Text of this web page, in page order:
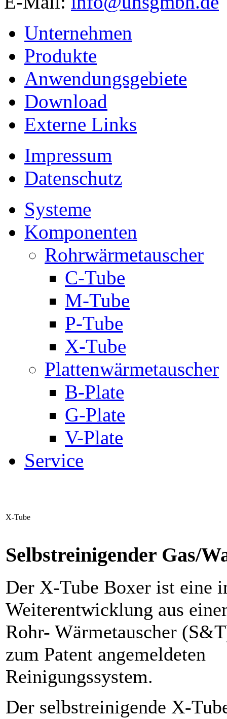
Unternehmen
Produkte
Anwendungsgebiete
Download
Externe Links
Impressum
Datenschutz
Systeme
Komponenten
Rohrwärmetauscher
C-Tube
M-Tube
P-Tube
X-Tube
Plattenwärmetauscher
B-Plate
G-Plate
V-Plate
Service
X-Tube
Selbstreinigender Gas/
Der X-Tube Boxer ist eine
Weiterentwicklung aus
Rohr- Wärmetauscher
zum Patent angemeldeten
Reinigungssystem.
Der selbstreinigende X-